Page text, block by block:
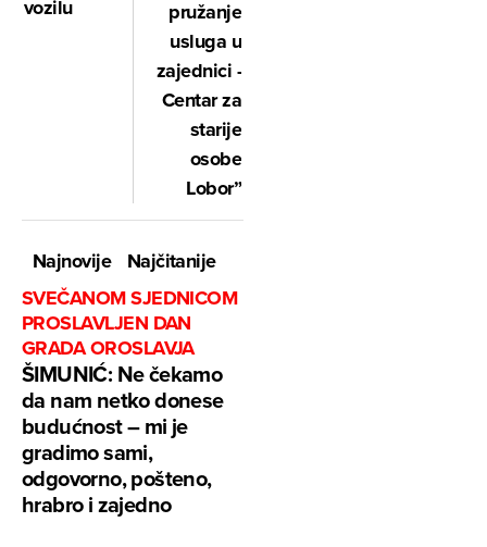
vozilu
pružanje
usluga u
zajednici -
Centar za
starije
osobe
Lobor”
Najnovije
Najčitanije
SVEČANOM SJEDNICOM
PROSLAVLJEN DAN
GRADA OROSLAVJA
ŠIMUNIĆ: Ne čekamo
da nam netko donese
budućnost – mi je
gradimo sami,
odgovorno, pošteno,
hrabro i zajedno